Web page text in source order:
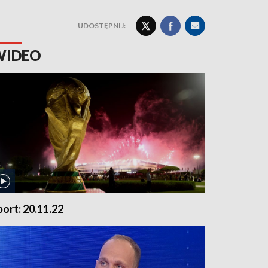
UDOSTĘPNIJ:
20.11.22